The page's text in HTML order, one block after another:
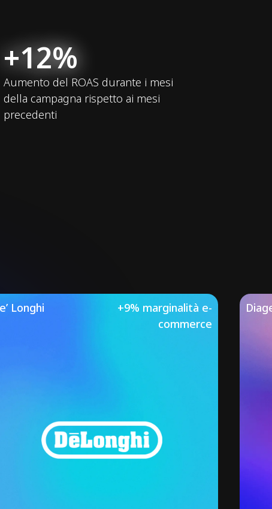
+12%
Aumento del ROAS durante i mesi
della campagna rispetto ai mesi
precedenti
Longhi
+9% marginalità e-
commerce